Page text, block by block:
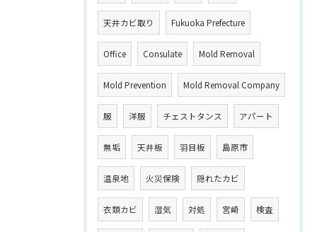
天井カビ取り Fukuoka Prefecture
Office Consulate Mold Removal
Mold Prevention Mold Removal Company
服 洋服 チェストタンス アパート
無垢 天井板 羽目板 島原市
温泉地 火災保険 隠れたカビ
衣類カビ 湿気 対処 宮崎 検査